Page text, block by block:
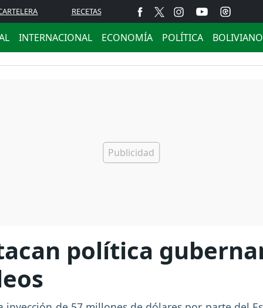
RECETAS
INTERNACIONAL ECONOMÍA POLÍTICA
política